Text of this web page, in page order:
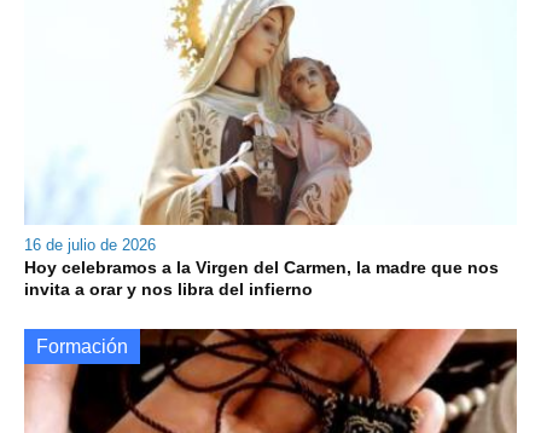
16 de julio de 2026
Hoy celebramos a la Virgen del Carmen, la madre que nos
invita a orar y nos libra del infierno
Formación